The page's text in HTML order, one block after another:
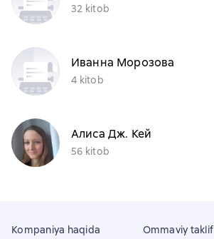
32 kitob
Иванна Морозова
4 kitob
Алиса Дж. Кей
56 kitob
Kompaniya haqida Ommaviy taklif